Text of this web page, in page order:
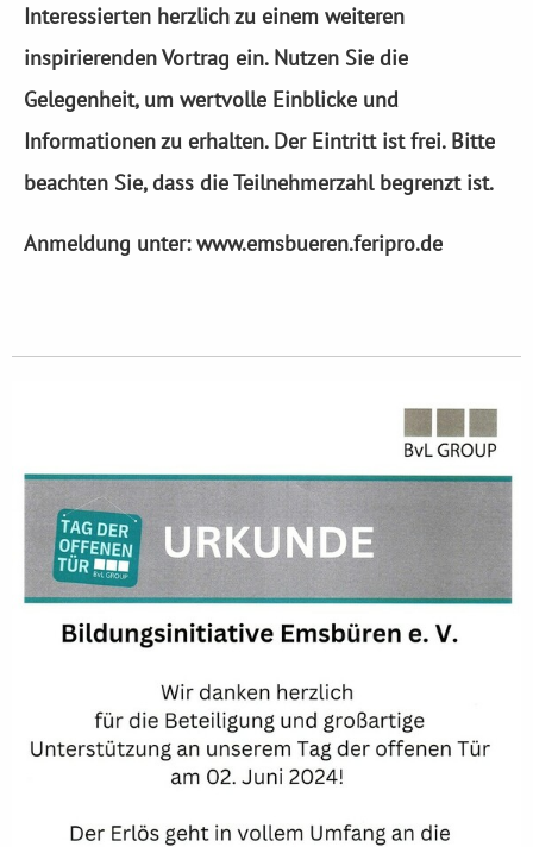
Interessierten herzlich zu einem weiteren
inspirierenden Vortrag ein. Nutzen Sie die
Gelegenheit, um wertvolle Einblicke und
Informationen zu erhalten. Der Eintritt ist frei. Bitte
beachten Sie, dass die Teilnehmerzahl begrenzt ist.
Anmeldung unter: www.emsbueren.feripro.de